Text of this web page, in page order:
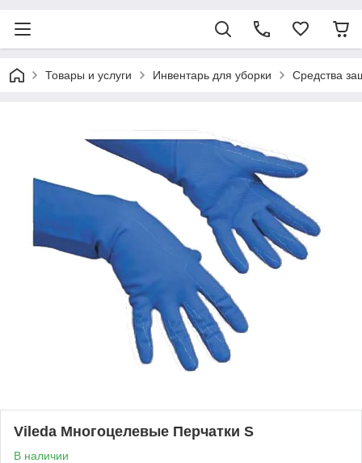
Товары и услуги Инвентарь для уборки Средства
Vileda Многоцелевые Перчатки S
В наличии